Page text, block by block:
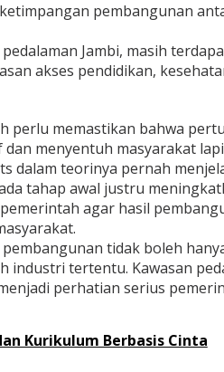
pembangunan
Jambi, masih
akses pendidikan,
perlu memastikan bahwa
menyentuh masyarakat
dalam teorinya pernah
tahap awal justru
agar hasil
tidak boleh
industri tertentu. Kawasan
perhatian serius
Kurikulum Berbasis Cinta